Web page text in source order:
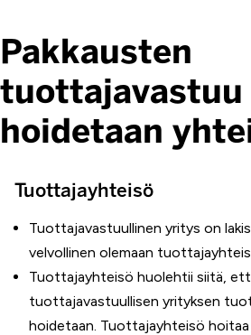
Pakkausten
tuottajavastuu
hoidetaan
Tuottajayhteisö
Tuottajavastuullinen yritys on
velvollinen olemaan
Tuottajayhteisö huolehtii siitä,
tuottajavastuullisen yrityksen
hoidetaan. Tuottajayhteisö hoitaa